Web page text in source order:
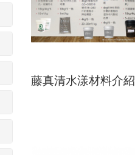
藤真清水漾材料介紹